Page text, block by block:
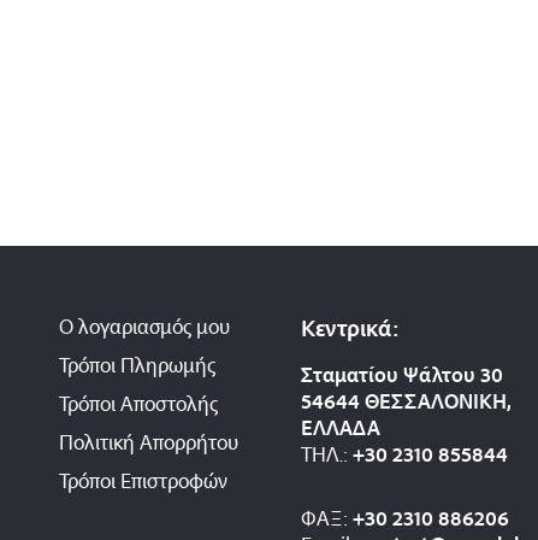
Ο λογαριασμός μου
Τρόποι Πληρωμής
Τρόποι Αποστολής
Πολιτική Απορρήτου
Τρόποι Επιστροφών
Κεντρικά:
Σταματίου Ψάλτου 30
54644 ΘΕΣΣΑΛΟΝΙΚΗ,
ΕΛΛΑΔΑ
ΤΗΛ.:+30 2310 855844
ΦΑΞ:+30 2310 886206